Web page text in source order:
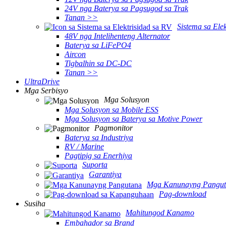
24V nga Baterya sa Pagsugod sa Trak
Tanan >>
Sistema sa
48V nga Intelihenteng Alternator
Baterya sa LiFePO4
Aircon
Tigbalhin sa DC-DC
Tanan >>
UltraDrive
Mga Serbisyo
Mga Solusyon
Mga Solusyon sa Mobile ESS
Mga Solusyon sa Baterya sa Motive Power
Pagmonitor
Baterya sa Industriya
RV / Marine
Pagtipig sa Enerhiya
Suporta
Garantiya
Mga Kanunayng
Pag-download
Susiha
Mahitungod Kanamo
Embahador sa Brand